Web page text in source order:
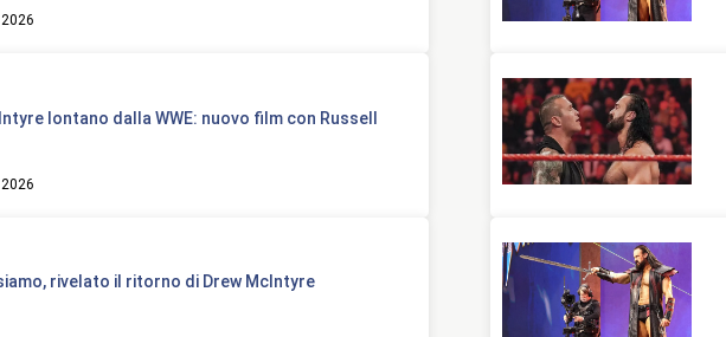
lontano dalla WWE: nuovo film con Russell
siamo, rivelato il ritorno di Drew McIntyre